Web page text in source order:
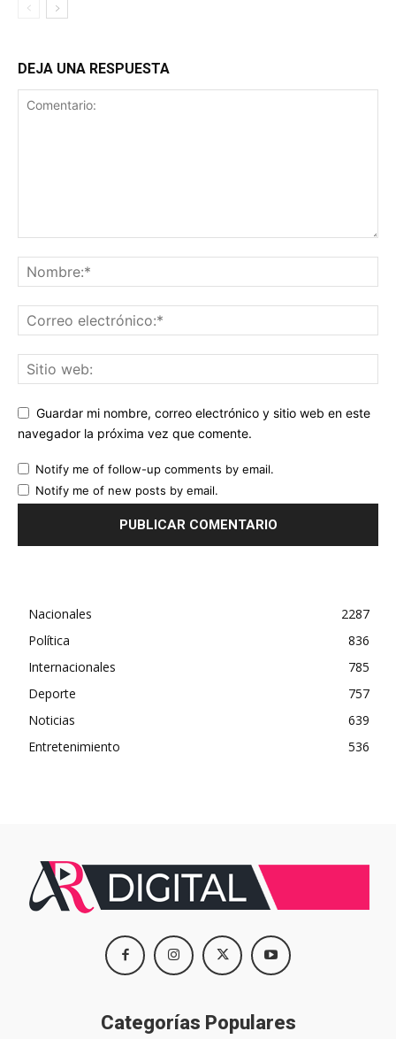
DEJA UNA RESPUESTA
Guardar mi nombre, correo electrónico y sitio web en este
navegador la próxima vez que comente.
Notify me of follow-up comments by email.
Notify me of new posts by email.
Nacionales
2287
Política
836
Internacionales
785
Deporte
757
Noticias
639
Entretenimiento
536
Categorías Populares